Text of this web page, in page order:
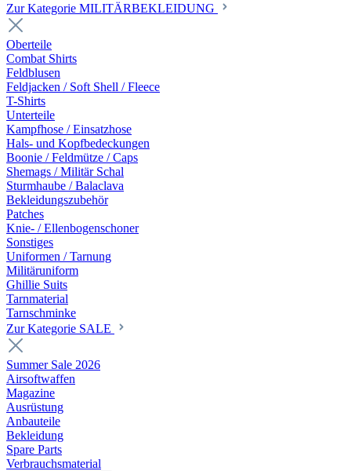
Zur Kategorie MILITÄRBEKLEIDUNG
Oberteile
Combat Shirts
Feldblusen
Feldjacken / Soft Shell / Fleece
T-Shirts
Unterteile
Kampfhose / Einsatzhose
Hals- und Kopfbedeckungen
Boonie / Feldmütze / Caps
Shemags / Militär Schal
Sturmhaube / Balaclava
Bekleidungszubehör
Patches
Knie- / Ellenbogenschoner
Sonstiges
Uniformen / Tarnung
Militäruniform
Ghillie Suits
Tarnmaterial
Tarnschminke
Zur Kategorie SALE
Summer Sale 2026
Airsoftwaffen
Magazine
Ausrüstung
Anbauteile
Bekleidung
Spare Parts
Verbrauchsmaterial